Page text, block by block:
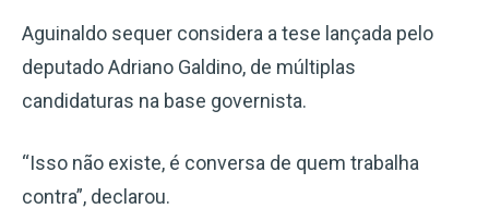
Aguinaldo sequer considera a tese lançada pelo
deputado Adriano Galdino, de múltiplas
candidaturas na base governista.
“Isso não existe, é conversa de quem trabalha
contra”, declarou.